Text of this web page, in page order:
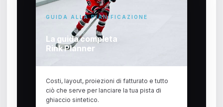
GUIDA ALLA PIANIFICAZIONE
La guida completa
Rink Planner
Costi, layout, proiezioni di fatturato e tutto
ciò che serve per lanciare la tua pista di
ghiaccio sintetico.